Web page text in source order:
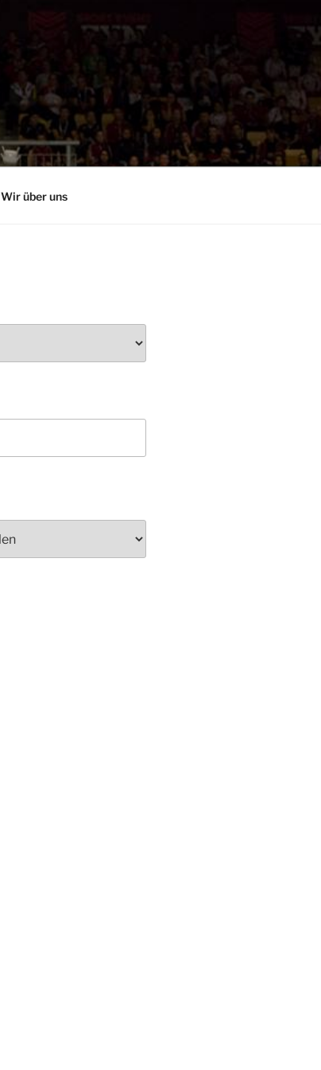
Wir über uns